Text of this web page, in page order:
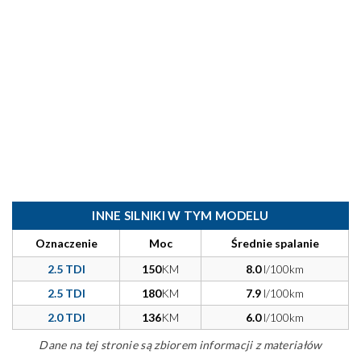
INNE SILNIKI W TYM MODELU
Oznaczenie Moc
Średnie spalanie
2.5 TDI
150KM 8.0l/100km
2.5 TDI
180KM 7.9 l/100km
2.0 TDI
136KM 6.0l/100km
Dane na tej stronie są zbiorem informacji z materiałów